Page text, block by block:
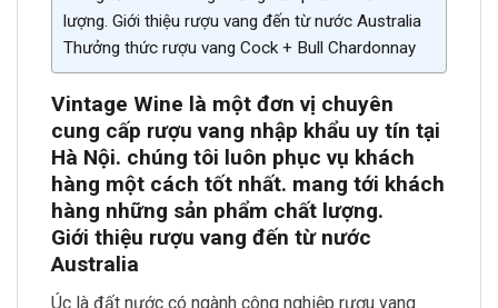
lượng. Giới thiệu rượu vang đến từ nước Australia
Thưởng thức rượu vang Cock + Bull Chardonnay
Vintage Wine là một đơn vị chuyên
cung cấp rượu vang nhập khẩu uy tín tại
Hà Nội. chúng tôi luôn phục vụ khách
hàng một cách tốt nhất. mang tới khách
hàng những sản phẩm chất lượng.
Giới thiệu rượu vang đến từ nước
Australia
Úc là đất nước có ngành công nghiệp rượu vang